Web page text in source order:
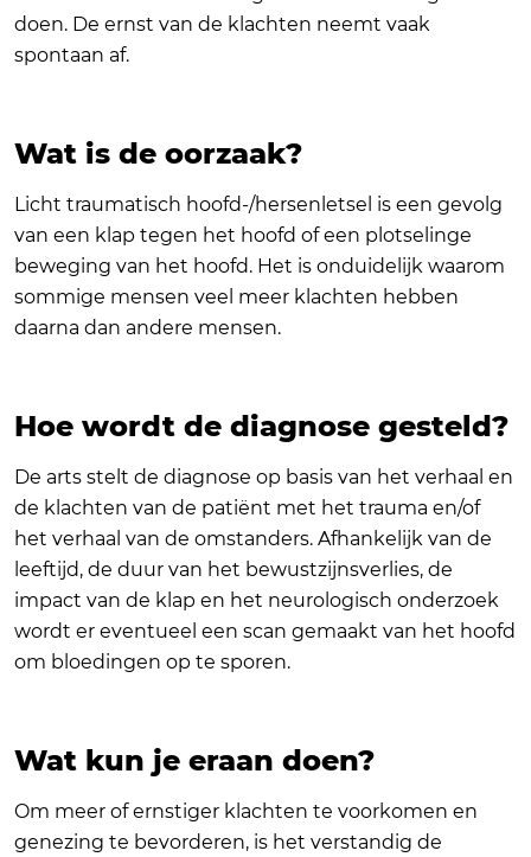
doen. De ernst van de klachten neemt vaak
spontaan af.
Wat is de oorzaak?
Licht traumatisch hoofd-/hersenletsel is een gevolg
van een klap tegen het hoofd of een plotselinge
beweging van het hoofd. Het is onduidelijk waarom
sommige mensen veel meer klachten hebben
daarna dan andere mensen.
Hoe wordt de diagnose gesteld?
De arts stelt de diagnose op basis van het verhaal en
de klachten van de patiënt met het trauma en/of
het verhaal van de omstanders. Afhankelijk van de
leeftijd, de duur van het bewustzijnsverlies, de
impact van de klap en het neurologisch onderzoek
wordt er eventueel een scan gemaakt van het hoofd
om bloedingen op te sporen.
Wat kun je eraan doen?
Om meer of ernstiger klachten te voorkomen en
genezing te bevorderen, is het verstandig de